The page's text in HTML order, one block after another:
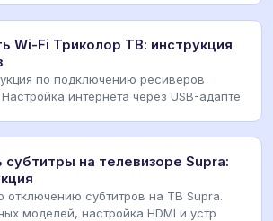
Wi-Fi Триколор ТВ: инструкция
по подключению ресиверов
интернета через USB-адапте
субтитры на телевизоре Supra:
отключению субтитров на ТВ Supra.
моделей, настройка HDMI и устр